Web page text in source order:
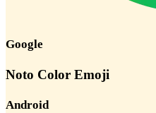
Google
Noto Color Emoji
Android